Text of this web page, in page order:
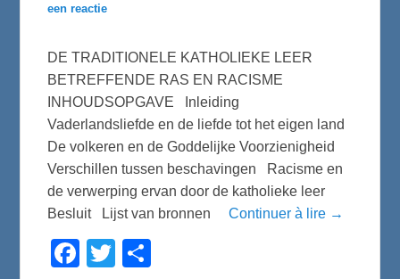
een reactie
DE TRADITIONELE KATHOLIEKE LEER
BETREFFENDE RAS EN RACISME
INHOUDSOPGAVE Inleiding
Vaderlandsliefde en de liefde tot het eigen land
De volkeren en de Goddelijke Voorzienigheid
Verschillen tussen beschavingen Racisme en
de verwerping ervan door de katholieke leer
Besluit Lijst van bronnenContinuer à lire →
F
T